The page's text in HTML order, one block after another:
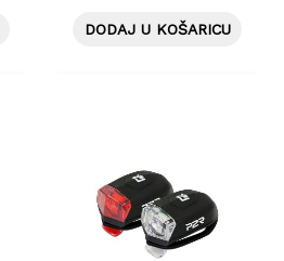
DODAJ U KOŠARICU